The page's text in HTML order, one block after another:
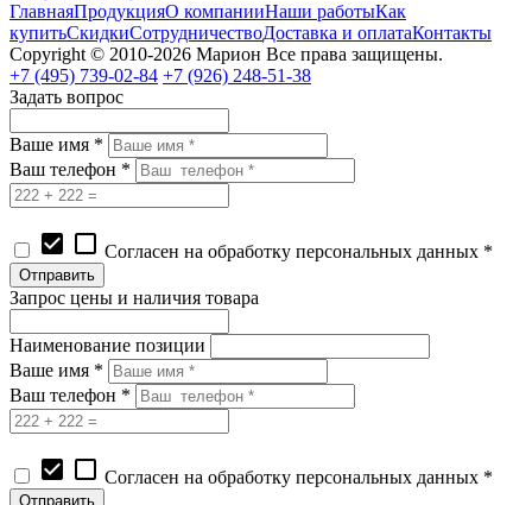
ГлавнаяПродукцияО компанииНаши работыКак
купитьСкидкиСотрудничествоДоставка и оплатаКонтакты
Copyright © 2010-2026 Марион Все права защищены.
+7 (495) 739-02-84 +7 (926) 248-51-38
Задать вопрос
Ваше имя *
Ваш телефон *
check_box check_box_outline_blank Согласен на обработку персональных данных *
Запрос цены и наличия товара
Наименование позиции
Ваше имя *
Ваш телефон *
check_box check_box_outline_blank Согласен на обработку персональных данных *